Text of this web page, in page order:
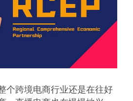
个跨境电商行业还是在往好